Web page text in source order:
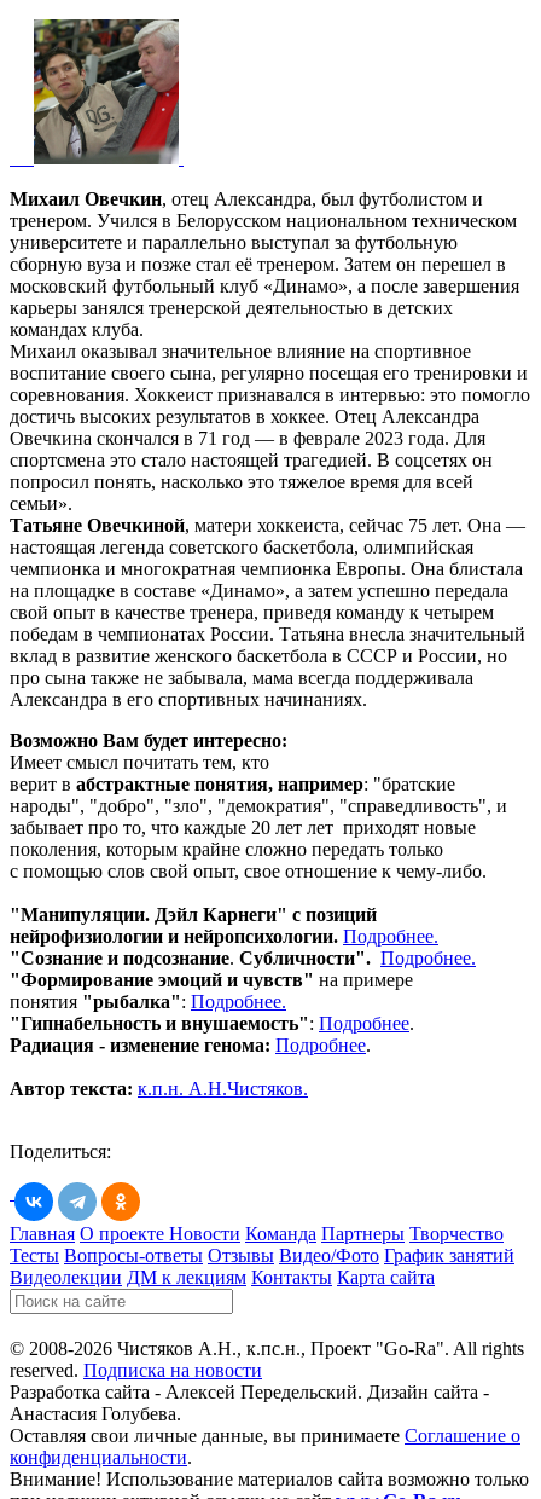
Михаил Овечкин, отец Александра, был футболистом и
тренером. Учился в Белорусском национальном техническом
университете и параллельно выступал за футбольную
сборную вуза и позже стал её тренером. Затем он перешел в
московский футбольный клуб «Динамо», а после завершения
карьеры занялся тренерской деятельностью в детских
командах клуба.
Михаил оказывал значительное влияние на спортивное
воспитание своего сына, регулярно посещая его тренировки и
соревнования. Хоккеист признавался в интервью: это помогло
достичь высоких результатов в хоккее. Отец Александра
Овечкина скончался в 71 год — в феврале 2023 года. Для
спортсмена это стало настоящей трагедией. В соцсетях он
попросил понять, насколько это тяжелое время для всей
семьи».
Татьяне Овечкиной, матери хоккеиста, сейчас 75 лет. Она —
настоящая легенда советского баскетбола, олимпийская
чемпионка и многократная чемпионка Европы. Она блистала
на площадке в составе «Динамо», а затем успешно передала
свой опыт в качестве тренера, приведя команду к четырем
победам в чемпионатах России. Татьяна внесла значительный
вклад в развитие женского баскетбола в СССР и России, но
про сына также не забывала, мама всегда поддерживала
Александра в его спортивных начинаниях.
Возможно Вам будет интересно:
Имеет смысл почитать тем, кто
верит в абстрактные понятия, например: "братские
народы", "добро", "зло", "демократия", "справедливость", и
забывает про то, что каждые 20 лет лет приходят новые
поколения, которым крайне сложно передать только
с помощью слов свой опыт, свое отношение к чему-либо.
"Манипуляции. Дэйл Карнеги" с позиций
нейрофизиологии и нейропсихологии. Подробнее.
"Сознание и подсознание. Субличности". Подробнее.
"Формирование эмоций и чувств" на примере
понятия "рыбалка": Подробнее.
"Гипнабельность и внушаемость": Подробнее.
Радиация - изменение генома: Подробнее.
Автор текста: к.п.н. А.Н.Чистяков.
Поделиться:
Главная О проекте Новости Команда Партнеры Творчество
Тесты Вопросы-ответы Отзывы Видео/Фото График занятий
Видеолекции ДМ к лекциям Контакты Карта сайта
© 2008-2026 Чистяков А.Н., к.пс.н., Проект "Go-Ra". All rights
reserved. Подписка на новости
Разработка сайта - Алексей Передельский. Дизайн сайта -
Анастасия Голубева.
Оставляя свои личные данные, вы принимаете Соглашение о
конфиденциальности.
Внимание! Использование материалов сайта возможно только